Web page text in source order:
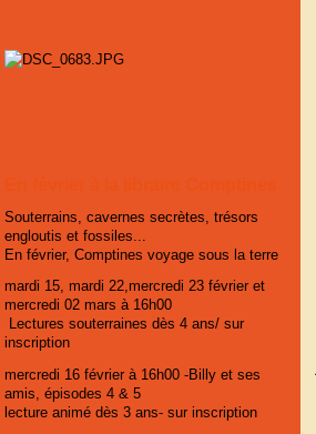
Souterrains, cavernes secrètes, trésors
engloutis et fossiles...
En février, Comptines voyage sous la terre
mardi 15, mardi 22,mercredi 23 février et
mercredi 02 mars à 16h00
Lectures souterraines dès 4 ans/ sur
inscription
mercredi 16 février à 16h00 -Billy et ses
amis, épisodes 4 & 5
lecture animé dès 3 ans- sur inscription